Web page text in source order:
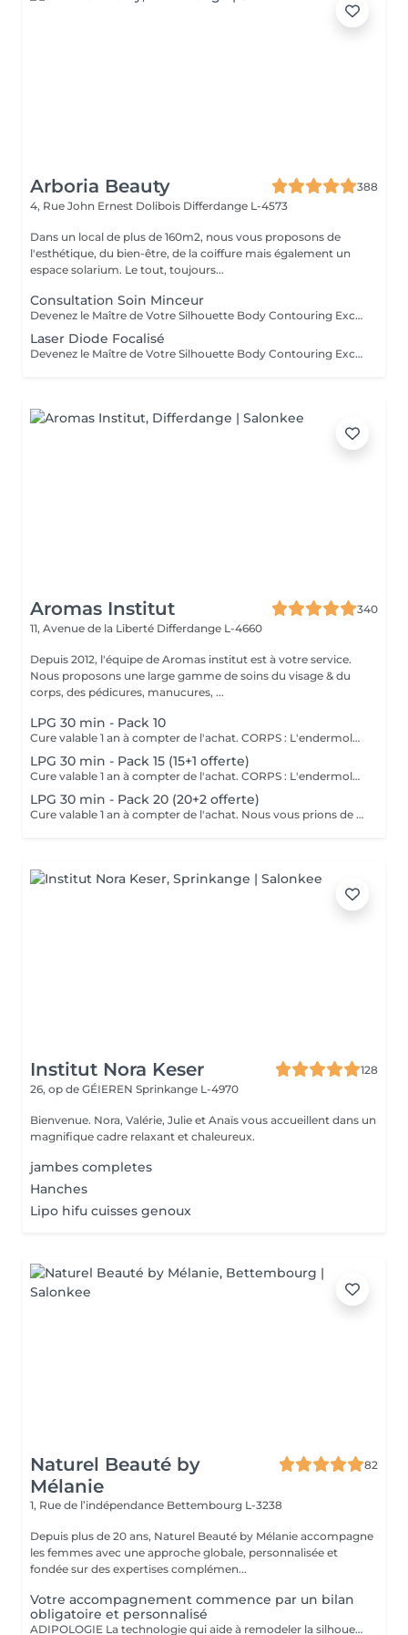
Arboria Beauty
388
4, Rue John Ernest Dolibois Differdange L-4573
Dans un local de plus de 160m2, nous vous proposons de
l'esthétique, du bien-être, de la coiffure mais également un
espace solarium. Le tout, toujours...
Consultation Soin Minceur
Devenez le Maître de Votre Silhouette Body Contouring Exclusif Vous aspirez à redéfinir votre silhouette, dire adieu à la peau d'orange, et être prête pour votre summer body ? Ressentez-vous le besoin d'être accompagnée par des professionnelles pour retrouver le corps qui vous fait vous sentir au mieux ? Arboria Beauty est là pour concrétiser vos objectifs! Le Body Contouring by CONTOUR PARIS® offre une solution complète, personnalisée et unique grâce à la combinaison de trois technologies de pointe : La Cryolipolyse Augmentée, pour affiner votre silhouette sur mesure. Le Laser Diode Focalisé, pour atténuer la cellulite. Le Palber-Rouler Mécanique, pour raffermir la beau. Laissez-nous vous guider vers une transformation qui révélera votre meilleure version ! Arboria Beauty détient l'exclusivité au Luxembourg pour vous offrir en avant-première le Body Contouring by CONTOUR PARIS®, une expérience minceur unique en son genre dans le domaine de médecine esthétique.
Laser Diode Focalisé
Devenez le Maître de Votre Silhouette Body Contouring Exclusif Vous aspirez à redéfinir votre silhouette, dire adieu à la peau d'orange, et être prête pour votre summer body ? Ressentez-vous le besoin d'être accompagnée par des professionnelles pour retrouver le corps qui vous fait vous sentir au mieux ? Arboria Beauty est là pour concrétiser vos objectifs! Le Body Contouring by CONTOUR PARIS® offre une solution complète, personnalisée et unique grâce à la combinaison de trois technologies de pointe : La Cryolipolyse Augmentée, pour affiner votre silhouette sur mesure. Le Laser Diode Focalisé, pour atténuer la cellulite. Le Palber-Rouler Mécanique, pour raffermir la beau. Laissez-nous vous guider vers une transformation qui révélera votre meilleure version ! Arboria Beauty détient l'exclusivité au Luxembourg pour vous offrir en avant-première le Body Contouring by CONTOUR PARIS®, une expérience minceur unique en son genre dans le domaine de médecine esthétique.
Aromas Institut
340
11, Avenue de la Liberté Differdange L-4660
Depuis 2012, l'équipe de Aromas institut est à votre service.
Nous proposons une large gamme de soins du visage & du
corps, des pédicures, manucures, ...
LPG 30 min - Pack 10
Cure valable 1 an à compter de l'achat. CORPS : L'endermologie DESTOCKER les graisses localisées et résistantes. LISSER la cellulite PREVENIR les troubles de la circulation RAFFERMIR la peau distendue DRAINER VISAGE : L'endermolift STIMULER la synthèse naturelle d'acide hyaluronique. REDENSIFIER la peau ESTOMPER les signes de l'âge Nous vous prions de bien vouloir respecter votre rendez-vous. En prenant rendez-vous, vous occupez une place, dont une autre personne aurait éventuellement besoin. Tout rendez-vous non annulé 24h en avance, est susceptible d'être facturé. (Si vous ne pouvez pas vous présenter à votre RDV, proposez-le éventuellement à un proche ou à un ami) Toute l'équipe de Aromas Institut vous remercie pour votre respect et votre compréhension.
LPG 30 min - Pack 15 (15+1 offerte)
Cure valable 1 an à compter de l'achat. CORPS : L'endermologie DESTOCKER les graisses localisées et résistantes. LISSER la cellulite PREVENIR les troubles de la circulation RAFFERMIR la peau distendue DRAINER VISAGE : L'endermolift STIMULER la synthèse naturelle d'acide hyaluronique. REDENSIFIER la peau ESTOMPER les signes de l'âge Nous vous prions de bien vouloir respecter votre rendez-vous. En prenant rendez-vous, vous occupez une place, dont une autre personne aurait éventuellement besoin. Tout rendez-vous non annulé 24h en avance, est susceptible d'être facturé. (Si vous ne pouvez pas vous présenter à votre RDV, proposez-le éventuellement à un proche ou à un ami) Toute l'équipe de Aromas Institut vous remercie pour votre respect et votre compréhension.
LPG 30 min - Pack 20 (20+2 offerte)
Cure valable 1 an à compter de l'achat. Nous vous prions de bien vouloir respecter votre rendez-vous. En prenant rendez-vous, vous occupez une place, dont une autre personne aurait éventuellement besoin. Tout rendez-vous non annulé 24h en avance, est susceptible d'être facturé. (Si vous ne pouvez pas vous présenter à votre RDV, proposez-le éventuellement à un proche ou à un ami) Toute l'équipe de Aromas Institut vous remercie pour votre respect et votre compréhension.
Institut Nora Keser
128
26, op de GÉIEREN Sprinkange L-4970
Bienvenue. Nora, Valérie, Julie et Anaïs vous accueillent dans un
magnifique cadre relaxant et chaleureux.
jambes completes
Hanches
Lipo hifu cuisses genoux
Naturel Beauté by
Mélanie
82
1, Rue de l’indépendance Bettembourg L-3238
Depuis plus de 20 ans, Naturel Beauté by Mélanie accompagne
les femmes avec une approche globale, personnalisée et
fondée sur des expertises complémen...
Votre accompagnement commence par un bilan
obligatoire et personnalisé
ADIPOLOGIE La technologie qui aide à remodeler la silhouette Vous rêvez d'une peau plus ferme, plus lisse et d'une silhouette plus harmonieuse? L'Adipologie est une technologie innovante basée sur l'action des ultrasons focalisés qui travaillent en profondeur au niveau des tissus. Grâce à des ondes énergétiques ciblées, ce soin agit sur les zones où les graisses sont stockées afin d'aider à remodeler la silhouette, améliorer l'aspect de la peau et lutter contre le relâchement cutané. Comment ça fonctionne ? Les ultrasons pénètrent dans les tissus et stimulent les mécanismes naturels du corps. Ils permettent de : - favoriser la libération des graisses stockées - améliorer la texture de la peau - stimuler la production naturelle de collagène et d'élastine - raffermir et tonifier les tissus réduire visiblement l'aspect peau d'orange Les bénéfices du soin : L'Adipologie est idéale pour les femmes souhaitent : - affiner certaines zones ciblées (ventre, cuisses, hanches, bras) - retrouver une peau plus ferme après une - perte de poids ou avec l'âge - améliorer la qualité et la tonicité de la peau - redessiner les contours de la silhouette Le soin est non invasif, confortable et sans éviction sociale : vous pouvez reprendre vos activités immédiatement après la séance. Une approche personnalisée,Chaque corps est unique. Lors du bilan obligatoire avant les séances, nous déterminons ensemble les zones à travailler et adaptons le protocole à vos objectifs pour vous accompagner vers une silhouette plus ferme, plus lisse et plus confiante. Mesures avec impédancemètre Biody Coach, photos, mesures, conseils en compléments alimentaires et nutritionnels pour accompagner votre cure. Le bilan est offert lors d'une cure ADIPOLOGIE. L'Adipologie : une technologie de pointe pour révéler votre beauté naturelle.